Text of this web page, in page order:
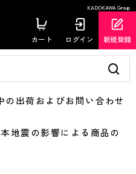
KADOKAWA Group
カート ログイン 新規登録
出荷およびお問い合わせ
震の影響による商品の